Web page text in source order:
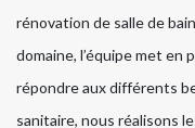
rénovation de salle de
domaine, l’équipe met
répondre aux différents
sanitaire, nous réalisons